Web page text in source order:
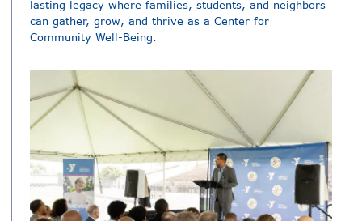
lasting legacy where families, students, and neighbors
can gather, grow, and thrive as a Center for
Community Well-Being.